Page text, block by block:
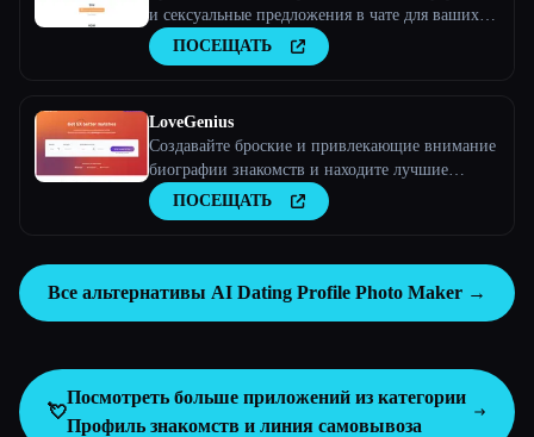
и сексуальные предложения в чате для ваших
онлайн-знакомств.
ПОСЕЩАТЬ
LoveGenius
Создавайте броские и привлекающие внимание
биографии знакомств и находите лучшие
совпадения в Tinder, Bumble и других сервисах!
ПОСЕЩАТЬ
Все альтернативы AI Dating Profile Photo Maker →
💘
Посмотреть больше приложений из категории
Профиль знакомств и линия самовывоза